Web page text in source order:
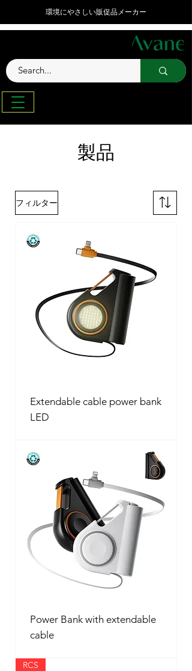
環境にやさしい販促品メーカー
製品
フィルター
Extendable cable power bank
LED
Power Bank with extendable
cable
RCS